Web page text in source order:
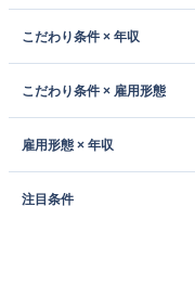
こだわり条件 × 年収
こだわり条件 × 雇用形態
雇用形態 × 年収
注目条件